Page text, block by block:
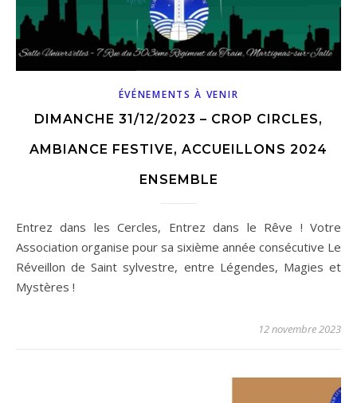
ÉVÉNEMENTS À VENIR
DIMANCHE 31/12/2023 – CROP CIRCLES,
AMBIANCE FESTIVE, ACCUEILLONS 2024
ENSEMBLE
Entrez dans les Cercles, Entrez dans le Rêve ! Votre
Association organise pour sa sixième année consécutive Le
Réveillon de Saint sylvestre, entre Légendes, Magies et
Mystères !
12 novembre 2023